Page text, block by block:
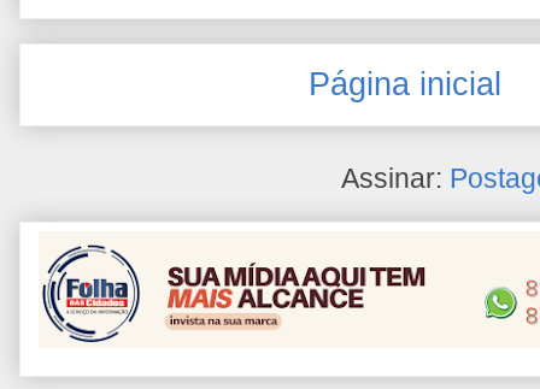
Página inicial
Assinar: